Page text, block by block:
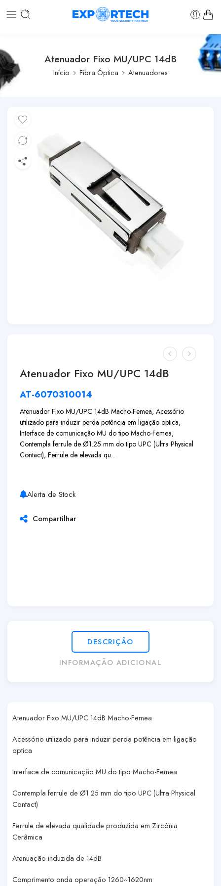
Atenuador Fixo MU/UPC 14dB
Início Fibra Óptica Atenuadores
Atenuador Fixo MU/UPC 14dB
AT-6070310014
Atenuador Fixo MU/UPC 14dB Macho-Femea, Acessório
utilizado para induzir perda potência em ligação optica,
Interface de comunicação MU do tipo Macho-Femea,
Contempla ferrule de Ø1.25 mm do tipo UPC (Ultra Physical
Contact), Ferrule de elevada qu...
Alerta de Stock
Compartilhar
DESCRIÇÃO
INFORMAÇÃO ADICIONAL
Atenuador Fixo MU/UPC 14dB Macho-Femea
Acessório utilizado para induzir perda potência em ligação
optica
Interface de comunicação MU do tipo Macho-Femea
Contempla ferrule de Ø1.25 mm do tipo UPC (Ultra Physical
Contact)
Ferrule de elevada qualidade produzida em Zircónia
Cerâmica
Atenuação induzida de 14dB
Comprimento onda operação 1260~1620nm